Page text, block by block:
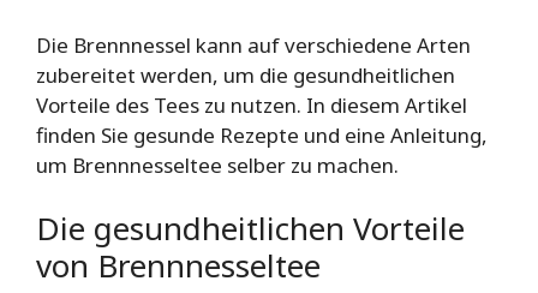
Die Brennnessel kann auf verschiedene Arten
zubereitet werden, um die gesundheitlichen
Vorteile des Tees zu nutzen. In diesem Artikel
finden Sie gesunde Rezepte und eine Anleitung,
um Brennnesseltee selber zu machen.
Die gesundheitlichen Vorteile
von Brennnesseltee